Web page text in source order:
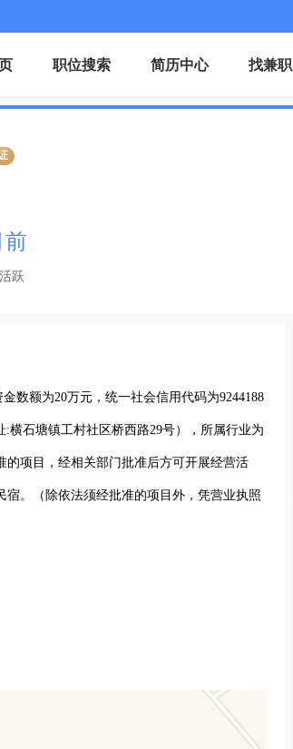
职位搜索 简历中心 找兼职
前
跃
数额为20万元，统一社会信用代码为9244188
横石塘镇工村社区桥西路29号），所属行业为
项目，经相关部门批准后方可开展经营活
。（除依法须经批准的项目外，凭营业执照